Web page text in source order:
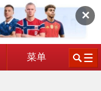
✕
菜单